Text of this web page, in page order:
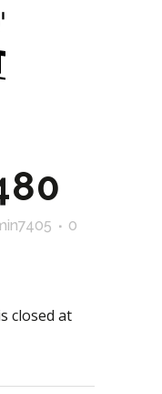
0
closed at